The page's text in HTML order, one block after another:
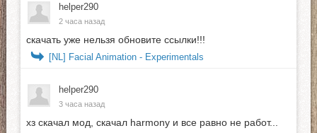
helper290
2 часа назад
скачать уже нельзя обновите ссылки!!!
[NL] Facial Animation - Experimentals
helper290
3 часа назад
хз скачал мод, скачал harmony и все равно не работ...